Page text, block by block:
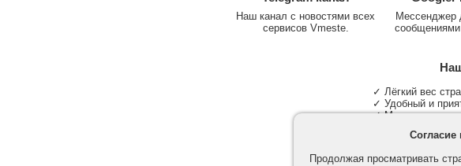
Наш канал с новостями всех
сервисов Vmeste.
Мессенджер
сообщениями
✓ Лёгкий вес
✓ Удобный и
✓ Мы не
✓ Участие в
✓ Поддержка
Согласие
Продолжая просматривать